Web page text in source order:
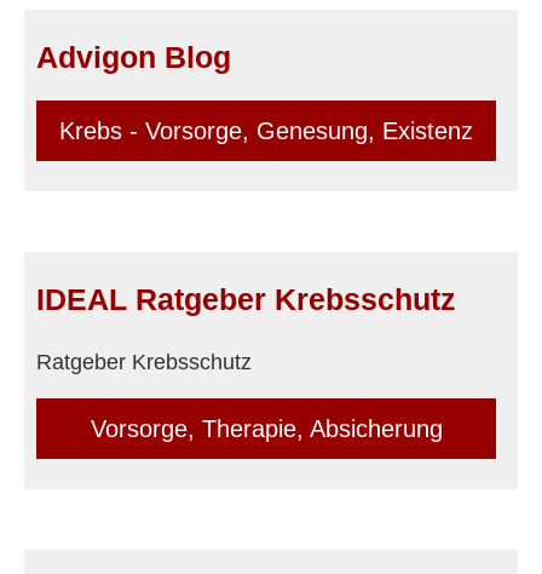
Advigon Blog
Krebs - Vorsorge, Genesung, Existenz
IDEAL Ratgeber Krebsschutz
Ratgeber Krebsschutz
Vorsorge, Therapie, Absicherung